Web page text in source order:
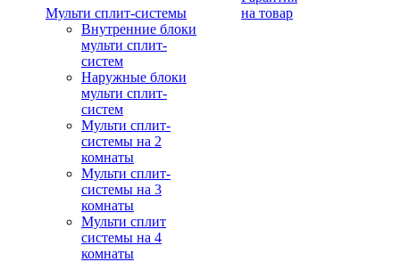
Мульти сплит-системы
Внутренние блоки
мульти сплит-
систем
Наружные блоки
мульти сплит-
систем
Мульти сплит-
системы на 2
комнаты
Мульти сплит-
системы на 3
комнаты
Мульти сплит
системы на 4
комнаты
на товар